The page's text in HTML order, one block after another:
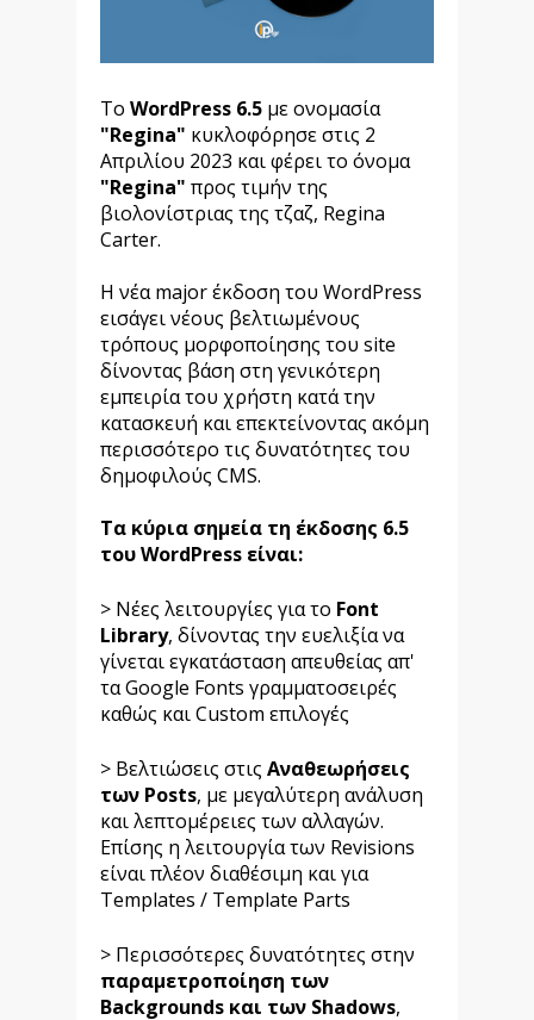
Το WordPress 6.5 με ονομασία
"Regina" κυκλοφόρησε στις 2
Απριλίου 2023 και φέρει το όνομα
"Regina" προς τιμήν της
βιολονίστριας της τζαζ, Regina
Carter.
Η νέα major έκδοση του WordPress
εισάγει νέους βελτιωμένους
τρόπους μορφοποίησης του site
δίνοντας βάση στη γενικότερη
εμπειρία του χρήστη κατά την
κατασκευή και επεκτείνοντας ακόμη
περισσότερο τις δυνατότητες του
δημοφιλούς CMS.
Τα κύρια σημεία τη έκδοσης 6.5
του WordPress είναι:
> Νέες λειτουργίες για το Font
Library, δίνοντας την ευελιξία να
γίνεται εγκατάσταση απευθείας απ'
τα Google Fonts γραμματοσειρές
καθώς και Custom επιλογές
> Βελτιώσεις στις Αναθεωρήσεις
των Posts, με μεγαλύτερη ανάλυση
και λεπτομέρειες των αλλαγών.
Επίσης η λειτουργία των Revisions
είναι πλέον διαθέσιμη και για
Templates / Template Parts
> Περισσότερες δυνατότητες στην
παραμετροποίηση των
Backgrounds και των Shadows,